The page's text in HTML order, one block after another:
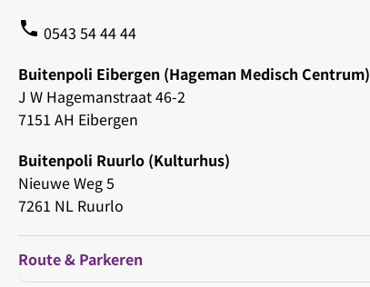
phone 0543 54 44 44
Buitenpoli Eibergen (Hageman Medisch Centrum)
J W Hagemanstraat 46-2
7151 AH Eibergen
Buitenpoli Ruurlo (Kulturhus)
Nieuwe Weg 5
7261 NL Ruurlo
Route & Parkeren